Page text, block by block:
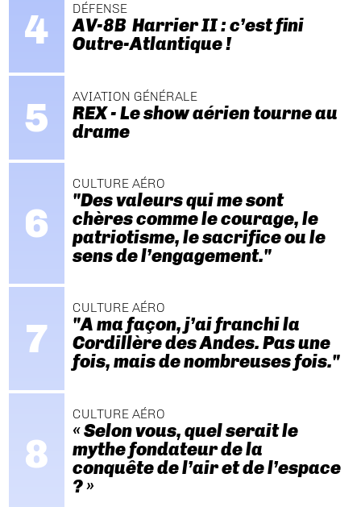
DÉFENSE
AV-8B Harrier II : c’est fini
Outre-Atlantique !
AVIATION GÉNÉRALE
REX - Le show aérien tourne au
drame
CULTURE AÉRO
"Des valeurs qui me sont
chères comme le courage, le
patriotisme, le sacrifice ou le
sens de l’engagement."
CULTURE AÉRO
"A ma façon, j’ai franchi la
Cordillère des Andes. Pas une
fois, mais de nombreuses fois."
CULTURE AÉRO
« Selon vous, quel serait le
mythe fondateur de la
conquête de l’air et de l’espace
? »